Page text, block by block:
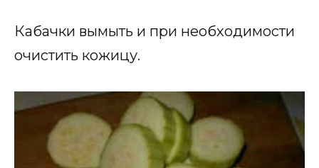
Кабачки вымыть и при необходимости
очистить кожицу.